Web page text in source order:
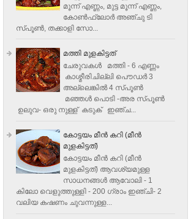
മൂന്ന് എണ്ണം, മുട്ട മൂന്ന് എണ്ണം,
കോണ്‍ഫ്ലോര്‍ അഞ്ചു ടി
സ്പൂണ്‍, തക്കാളി സോ...
മത്തി മുളകിട്ടത്
ചേരുവകൾ മത്തി - 6 എണ്ണം
കാശ്മീരിചില്ലി പൌഡർ 3
അല്ലെങ്കിൽ 4 സ്പൂണ്‍
മഞ്ഞൾ പൊടി -അര സ്പൂണ്‍
ഉലുവ- ഒരു നുള്ള് കടുക് ഇഞ്ച...
കോട്ടയം മീന്‍ കറി (മീന്‍
മുളകിട്ടത്‌)
കോട്ടയം മീന്‍ കറി (മീന്‍
മുളകിട്ടത്‌) ആവശ്യമുള്ള
സാധനങ്ങള്‍ ആവോലി - 1
കിലോ വെളുത്തുള്ളി - 200 ഗ്രാം ഇഞ്ചി- 2
വലിയ കഷണം ചുവന്നുള്ള...